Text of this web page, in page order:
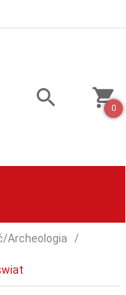
0
Archeologia